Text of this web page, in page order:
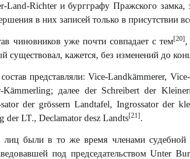
Land-Richter и бургграфу Пражского
в них записей только в присутствии
чиновников уже почти совпадает с тем[20] ,
существовал, кажется, без изменений до
представляли: Vice-Landkämmerer,
далее der Schreibert der
der grössern Landtafel, Ingrossator der
der LT., Declamator desz Landts[21] .
были в то же время членами судебной
под председательством Unter